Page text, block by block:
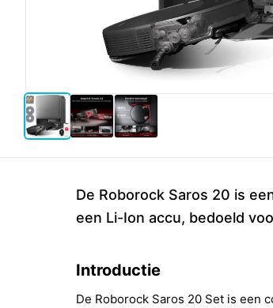
De Roborock Saros 20 is
een Li-Ion accu, bedoeld
Introductie
De Roborock Saros 20 Set is een